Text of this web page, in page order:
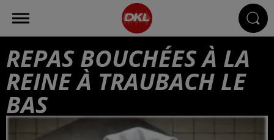
REPAS BOUCHÉES À LA
REINE À TRAUBACH LE
BAS